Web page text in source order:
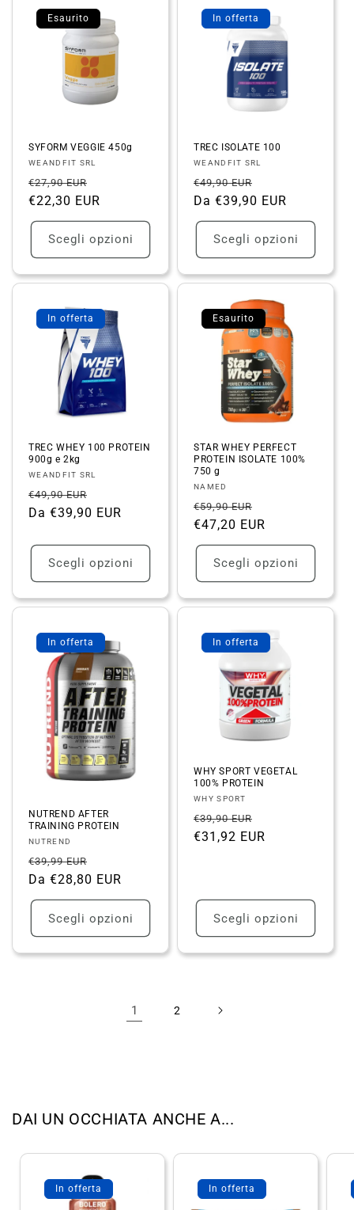
Esaurito
SYFORM VEGGIE 450g
Fornitore:
WEANDFIT SRL
Prezzo
di
listino
€27,90 EUR
scontato
€22,30 EUR
Scegli opzioni
In offerta
TREC ISOLATE 100
Fornitore:
WEANDFIT SRL
Prezzo
di
listino
€49,90 EUR
scontato
Da €39,90 EUR
Scegli opzioni
In offerta
TREC WHEY 100 PROTEIN
900g e 2kg
Fornitore:
WEANDFIT SRL
Prezzo
di
€49,90 EUR
scontato
Da €39,90 EUR
Scegli opzioni
Esaurito
STAR WHEY PERFECT
PROTEIN ISOLATE 100%
750 g
Fornitore:
NAMED
Prezzo
di
listino
€59,90 EUR
scontato
€47,20 EUR
Scegli opzioni
In offerta
NUTREND AFTER
TRAINING PROTEIN
Fornitore:
NUTREND
Prezzo
di
listino
€39,99 EUR
scontato
Da €28,80 EUR
Scegli opzioni
In offerta
WHY SPORT VEGETAL
100% PROTEIN
Fornitore:
WHY SPORT
Prezzo
di
€39,90 EUR
scontato
€31,92 EUR
Scegli opzioni
1 2
DAI UN OCCHIATA ANCHE A...
In offerta In offerta